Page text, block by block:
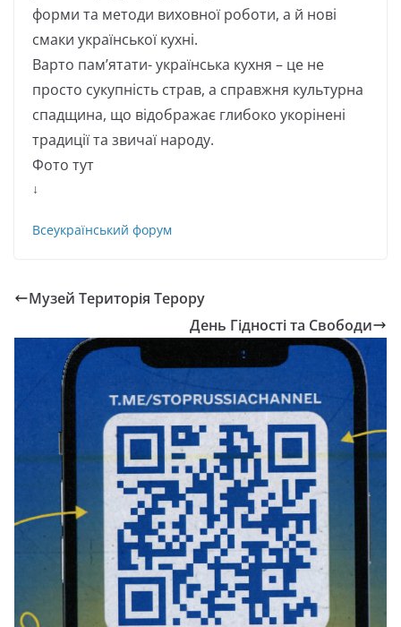
форми та методи виховної роботи, а й нові
смаки української кухні.
Варто пам’ятати- українська кухня – це не
просто сукупність страв, а справжня культурна
спадщина, що відображає глибоко укорінені
традиції та звичаї народу.
Фото тут
↓
Всеукраїнський форум
Музей Територія Терору
День Гідності та Свободи